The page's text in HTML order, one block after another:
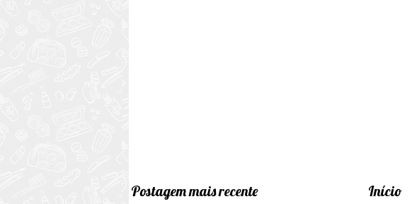
Postagem mais recente Início